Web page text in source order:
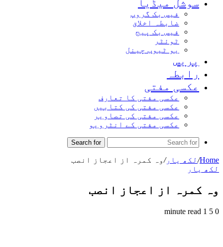
سوشل میڈیا
فیس بک گروپ
ضابطہ اخلاق
فیس بک پیج
ٹوئٹر
یو ٹیوب چینل
پریس
رابطہ
عکسی مفتی
عکسی مفتی کا تعارف
عکسی مفتی کی کتابیں
عکسی مفتی کی تصاویر
عکسی مفتی کے انٹرویو
Search for
Home
/لکھ یار/وہ کمرہ از اعجاز انصب
لکھ یار
وہ کمرہ از اعجاز انصب
0
1 minute read